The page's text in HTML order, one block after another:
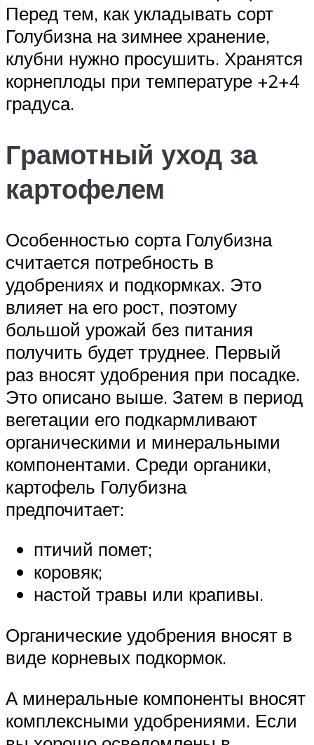
Перед тем, как укладывать сорт
Голубизна на зимнее хранение,
клубни нужно просушить. Хранятся
корнеплоды при температуре +2+4
градуса.
Грамотный уход за
картофелем
Особенностью сорта Голубизна
считается потребность в
удобрениях и подкормках. Это
влияет на его рост, поэтому
большой урожай без питания
получить будет труднее. Первый
раз вносят удобрения при посадке.
Это описано выше. Затем в период
вегетации его подкармливают
органическими и минеральными
компонентами. Среди органики,
картофель Голубизна
предпочитает:
птичий помет;
коровяк;
настой травы или крапивы.
Органические удобрения вносят в
виде корневых подкормок.
А минеральные компоненты вносят
комплексными удобрениями. Если